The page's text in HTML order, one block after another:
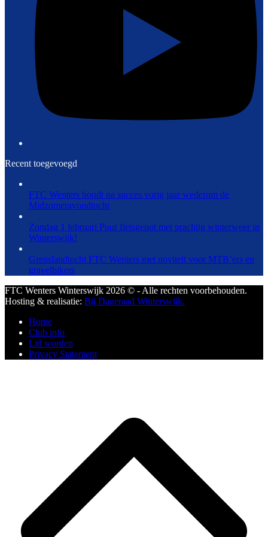
Recent toegevoegd
FTC Wenters houdt na succes vorig jaar wederom de
Midzomeravondtocht
Zondag 1 februari Puur fietsgenot met prachtig winterweer in
Winterswijk!
Grenslandtocht FTC Wenters met noviteit voor MTB’ers en
gravelbikers
FTC Wenters Winterswijk 2026 © - Alle rechten voorbehouden.
Hosting & realisatie: Bij Dageraad Winterswijk.
Home
Club info
Lid worden
Privacy Statement